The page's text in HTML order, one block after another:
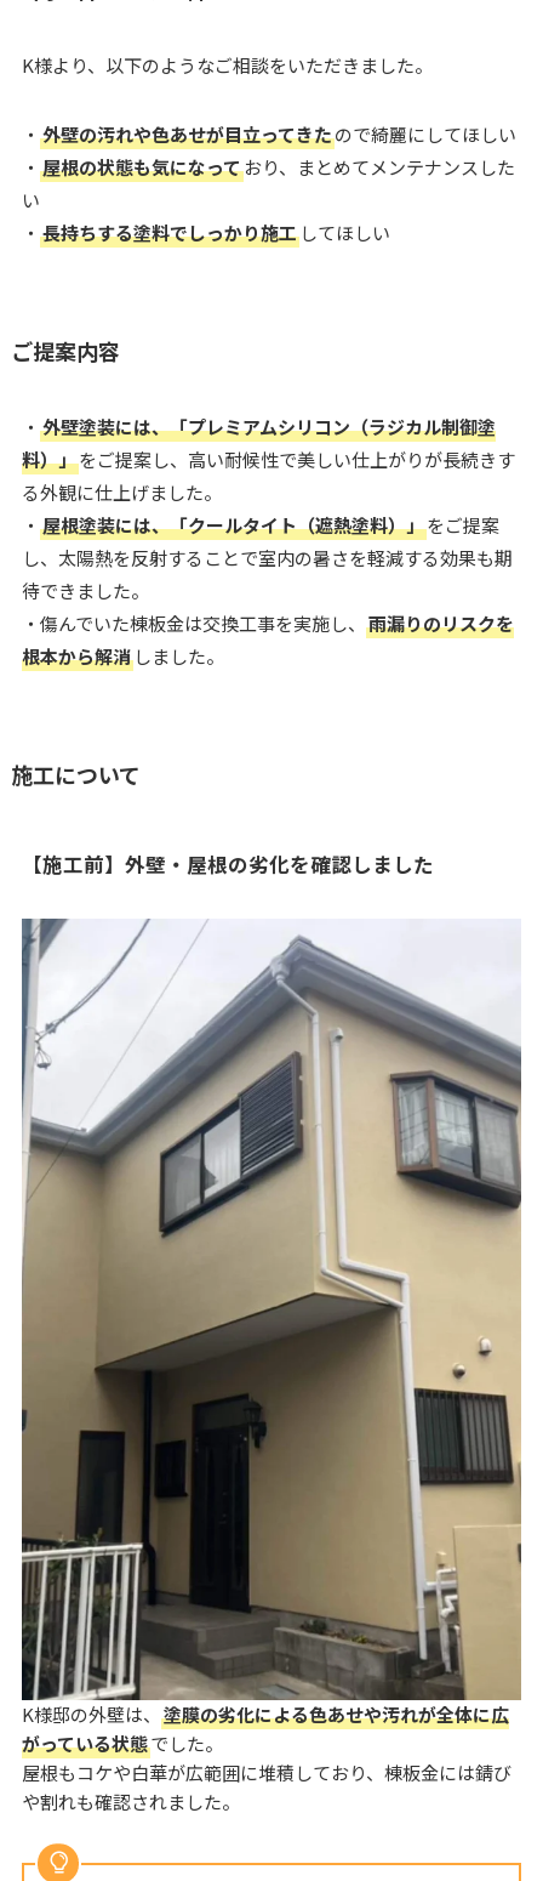
K様より、以下のようなご相談をいただきました。
・ 外壁の汚れや色あせが目立ってきたので綺麗にしてほしい
・ 屋根の状態も気になっており、まとめてメンテナンスした
い
・ 長持ちする塗料でしっかり施工してほしい
ご提案内容
・ 外壁塗装には、「プレミアムシリコン（ラジカル制御塗
料）」をご提案し、高い耐候性で美しい仕上がりが長続きす
る外観に仕上げました。
・ 屋根塗装には、「クールタイト（遮熱塗料）」をご提案
し、太陽熱を反射することで室内の暑さを軽減する効果も期
待できました。
・傷んでいた棟板金は交換工事を実施し、 雨漏りのリスクを
根本から解消しました。
施工について
【施工前】外壁・屋根の劣化を確認しました
K様邸の外壁は、 塗膜の劣化による色あせや汚れが全体に広
がっている状態でした。
屋根もコケや白華が広範囲に堆積しており、棟板金には錆び
や割れも確認されました。